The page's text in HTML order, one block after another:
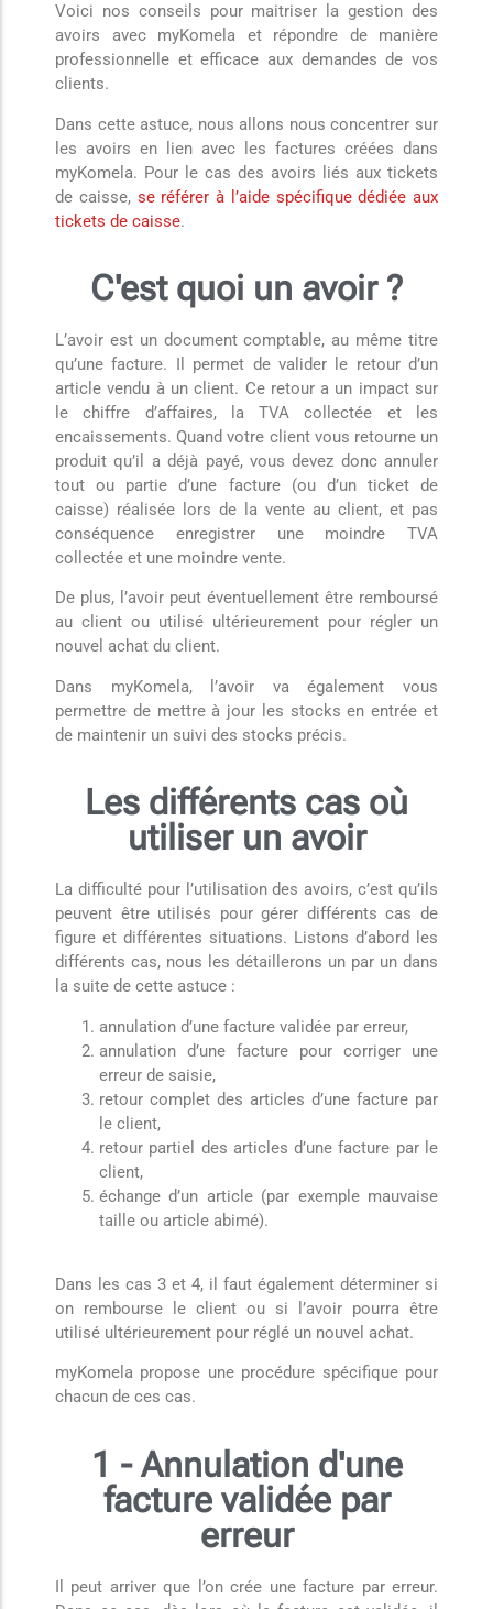
Voici nos conseils pour maitriser la gestion des
avoirs avec myKomela et répondre de manière
professionnelle et efficace aux demandes de vos
clients.
Dans cette astuce, nous allons nous concentrer sur
les avoirs en lien avec les factures créées dans
myKomela. Pour le cas des avoirs liés aux tickets
de caisse, se référer à l’aide spécifique dédiée aux
tickets de caisse.
C'est quoi un avoir ?
L’avoir est un document comptable, au même titre
qu’une facture. Il permet de valider le retour d’un
article vendu à un client. Ce retour a un impact sur
le chiffre d’affaires, la TVA collectée et les
encaissements. Quand votre client vous retourne un
produit qu’il a déjà payé, vous devez donc annuler
tout ou partie d’une facture (ou d’un ticket de
caisse) réalisée lors de la vente au client, et pas
conséquence enregistrer une moindre TVA
collectée et une moindre vente.
De plus, l’avoir peut éventuellement être remboursé
au client ou utilisé ultérieurement pour régler un
nouvel achat du client.
Dans myKomela, l’avoir va également vous
permettre de mettre à jour les stocks en entrée et
de maintenir un suivi des stocks précis.
Les différents cas où
utiliser un avoir
La difficulté pour l’utilisation des avoirs, c’est qu’ils
peuvent être utilisés pour gérer différents cas de
figure et différentes situations. Listons d’abord les
différents cas, nous les détaillerons un par un dans
la suite de cette astuce :
annulation d’une facture validée par erreur,
annulation d’une facture pour corriger une
erreur de saisie,
retour complet des articles d’une facture par
le client,
retour partiel des articles d’une facture par le
client,
échange d’un article (par exemple mauvaise
taille ou article abimé).
Dans les cas 3 et 4, il faut également déterminer si
on rembourse le client ou si l’avoir pourra être
utilisé ultérieurement pour réglé un nouvel achat.
myKomela propose une procédure spécifique pour
chacun de ces cas.
1 - Annulation d'une
facture validée par
erreur
Il peut arriver que l’on crée une facture par erreur.